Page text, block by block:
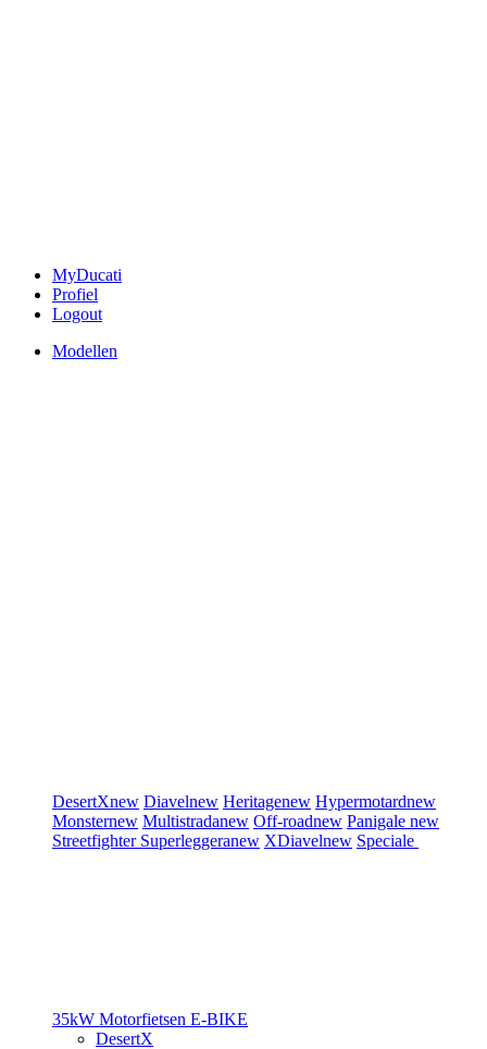
MyDucati
Profiel
Logout
Modellen
DesertXnew Diavelnew Heritagenew Hypermotardnew
Monsternew Multistradanew Off-roadnew Panigale new
Streetfighter Superleggeranew XDiavelnew Speciale
35kW Motorfietsen E-BIKE
DesertX